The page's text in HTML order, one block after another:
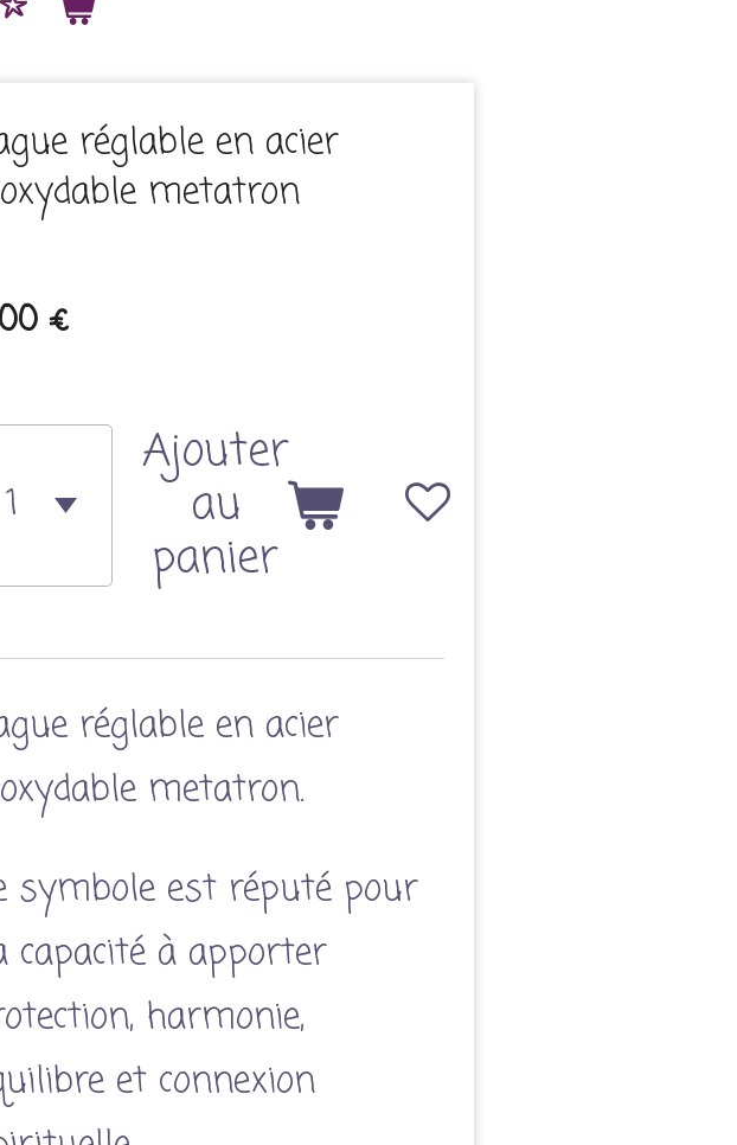
réglable en acier
metatron
€
Ajouter
au
panier
réglable en acier
metatron.
symbole est réputé pour
capacité à apporter
harmonie,
et connexion